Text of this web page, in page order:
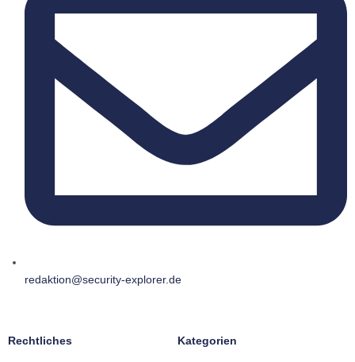
redaktion@security-explorer.de
Rechtliches Kategorien